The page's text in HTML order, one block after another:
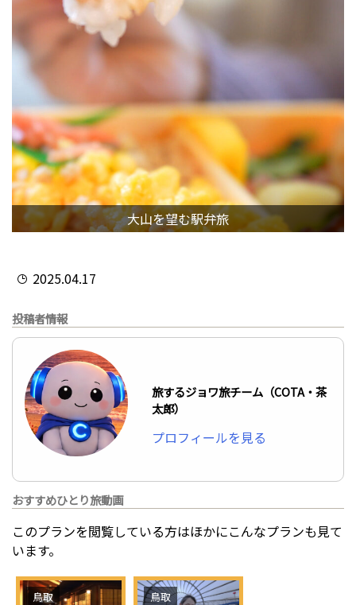
大山を望む駅弁旅
2025.04.17
投稿者情報
旅するジョワ旅チーム（COTA・茶
太郎）
プロフィールを見る
おすすめひとり旅動画
このプランを閲覧している方はほかにこんなプランも見て
います。
鳥取 鳥取